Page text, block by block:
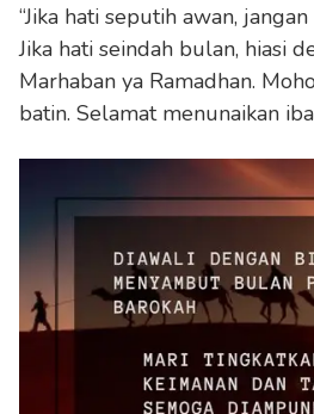
“Jika hati seputih awan,
Jika hati seindah bulan, hiasi
Marhaban ya Ramadhan.
batin. Selamat menunaikan